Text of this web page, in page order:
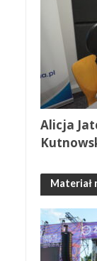
Alicja
Materiał